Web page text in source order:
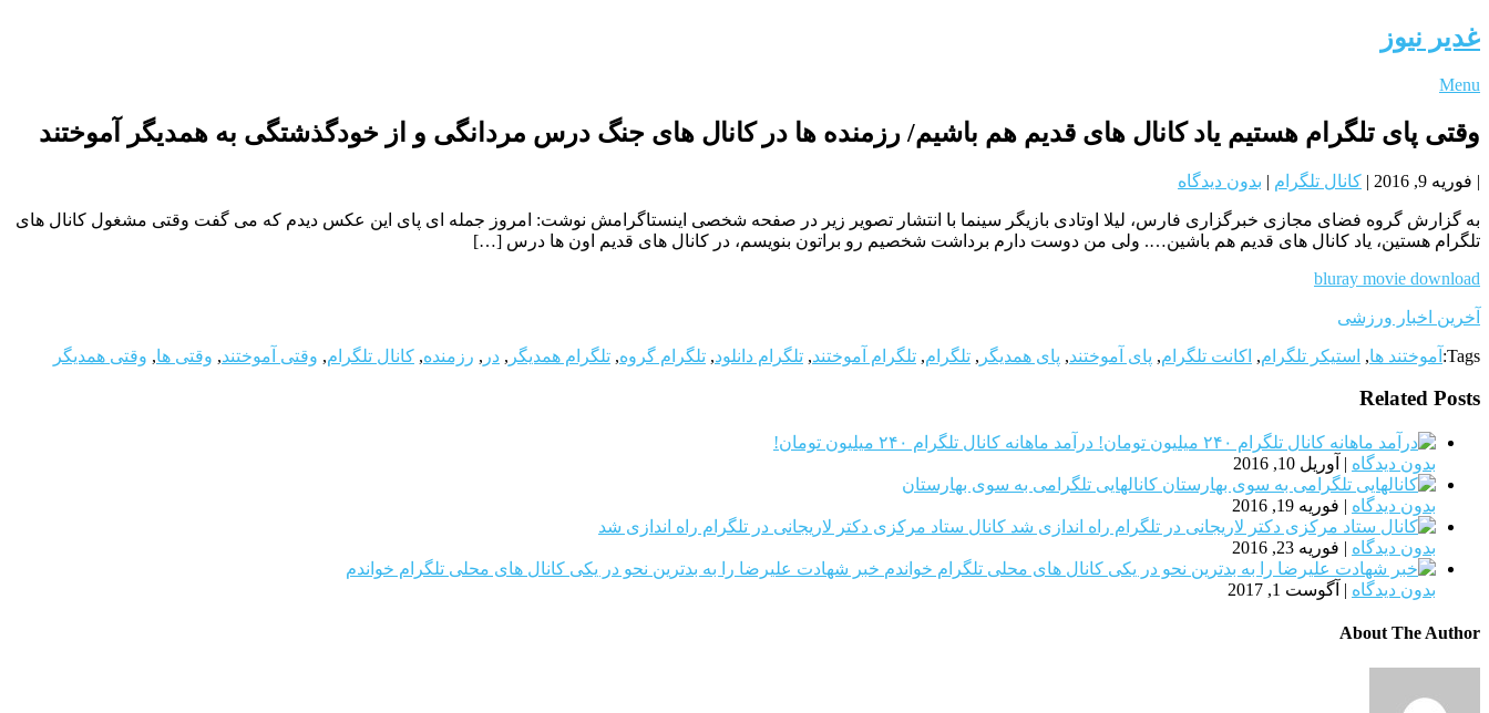
غدیر نیوز
Menu
وقتی پای تلگرام هستیم یاد کانال های قدیم هم باشیم/ رزمنده ها در کانال های جنگ درس مردانگى و از خودگذشتگى به همدیگر آموختند
| فوریه 9, 2016 | کانال تلگرام | بدون دیدگاه
به گزارش گروه فضای مجازی خبرگزاری فارس، لیلا اوتادی بازیگر سینما با انتشار تصویر زیر در صفحه شخصی اینستاگرامش نوشت: امروز جمله اى پاى این عکس دیدم که مى گفت وقتى مشغول کانال هاى
تلگرام هستین، یاد کانال هاى قدیم هم باشین…. ولى من دوست دارم برداشت شخصیم رو براتون بنویسم، در کانال های قدیم اون ها درس […]
bluray movie download
آخرین اخبار ورزشی
Tags: آموختند ها, استیکر تلگرام, اکانت تلگرام, پای آموختند, پای همدیگر , تلگرام, تلگرام آموختند, تلگرام دانلود, تلگرام گروه, تلگرام همدیگر , در , رزمنده, کانال تلگرام, وقتی آموختند, وقتی ها, وقتی همدیگر
Related Posts
درآمد ماهانه کانال تلگرام ۲۴۰ میلیون تومان!
بدون دیدگاه | آوریل 10, 2016
کانالهایی تلگرامی به سوی بهارستان
بدون دیدگاه | فوریه 19, 2016
کانال ستاد مرکزی دکتر لاریجانی در تلگرام راه اندازی شد
بدون دیدگاه | فوریه 23, 2016
خبر شهادت علیرضا را به بدترین نحو در یکی کانال های محلی تلگرام خواندم
بدون دیدگاه | آگوست 1, 2017
About The Author